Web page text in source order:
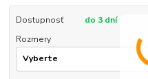
Dostupnosť
do 3 dní
Rozmery